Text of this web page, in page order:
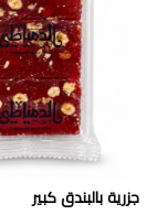
جزرية بالبندق كبير